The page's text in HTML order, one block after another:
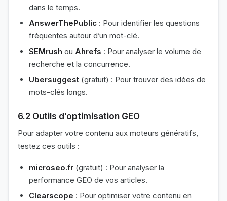
dans le temps.
AnswerThePublic : Pour identifier les questions
fréquentes autour d’un mot-clé.
SEMrush ou Ahrefs : Pour analyser le volume de
recherche et la concurrence.
Ubersuggest (gratuit) : Pour trouver des idées de
mots-clés longs.
6.2 Outils d’optimisation GEO
Pour adapter votre contenu aux moteurs génératifs,
testez ces outils :
microseo.fr (gratuit) : Pour analyser la
performance GEO de vos articles.
Clearscope : Pour optimiser votre contenu en